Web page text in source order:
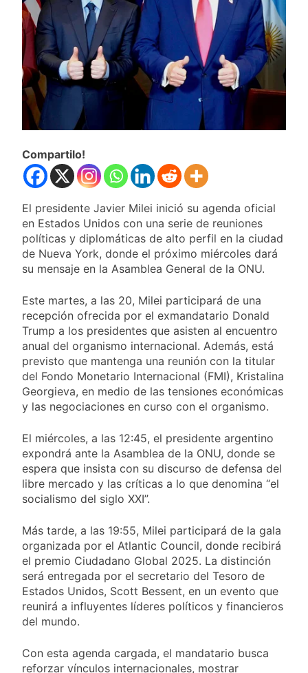
familia
Berazategui será
sede del Festival de
Cine de la India 2026
con entrada libre y
gratuita
1 Día Atrás
Vozinha fue
presentado como
nuevo refuerzo de
Colo Colo y promete
dar pelea por el arco
1 Día Atrás
Los bonos y ADR
argentinos cerraron
en baja y el riesgo
1 Día Atrás
diplomática y
atribuyó la medida a
ideológicas
1 Día Atrás
Compartilo!
El presidente Javier Milei inició su agenda oficial
en Estados Unidos con una serie de reuniones
políticas y diplomáticas de alto perfil en la ciudad
de Nueva York, donde el próximo miércoles dará
su mensaje en la Asamblea General de la ONU.
Este martes, a las 20, Milei participará de una
recepción ofrecida por el exmandatario Donald
Trump a los presidentes que asisten al encuentro
anual del organismo internacional. Además, está
previsto que mantenga una reunión con la titular
del Fondo Monetario Internacional (FMI), Kristalina
Georgieva, en medio de las tensiones económicas
y las negociaciones en curso con el organismo.
El miércoles, a las 12:45, el presidente argentino
expondrá ante la Asamblea de la ONU, donde se
espera que insista con su discurso de defensa del
libre mercado y las críticas a lo que denomina “el
socialismo del siglo XXI”.
Más tarde, a las 19:55, Milei participará de la gala
organizada por el Atlantic Council, donde recibirá
el premio Ciudadano Global 2025. La distinción
será entregada por el secretario del Tesoro de
Estados Unidos, Scott Bessent, en un evento que
reunirá a influyentes líderes políticos y financieros
del mundo.
Con esta agenda cargada, el mandatario busca
reforzar vínculos internacionales, mostrar